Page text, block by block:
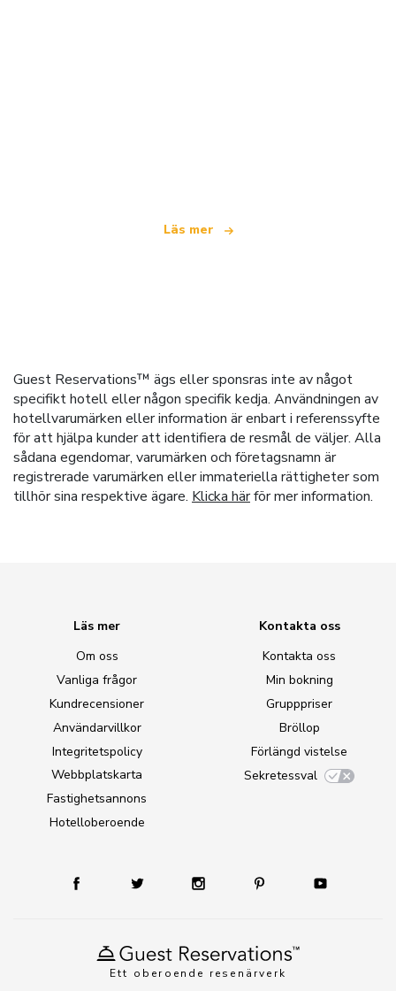
Läs mer
Guest Reservations™ ägs eller sponsras inte av något
specifikt hotell eller någon specifik kedja. Användningen av
hotellvarumärken eller information är enbart i referenssyfte
för att hjälpa kunder att identifiera de resmål de väljer. Alla
sådana egendomar, varumärken och företagsnamn är
registrerade varumärken eller immateriella rättigheter som
tillhör sina respektive ägare. Klicka härför mer information.
Ett oberoende resenärverk
Läs mer
Om oss
Vanliga frågor
Kundrecensioner
Användarvillkor
Integritetspolicy
Webbplatskarta
Fastighetsannons
Hotelloberoende
Kontakta oss
Kontakta oss
Min bokning
Grupppriser
Bröllop
Förlängd vistelse
Sekretessval